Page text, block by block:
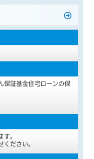
保証基金住宅ローンの保
。
ださい。